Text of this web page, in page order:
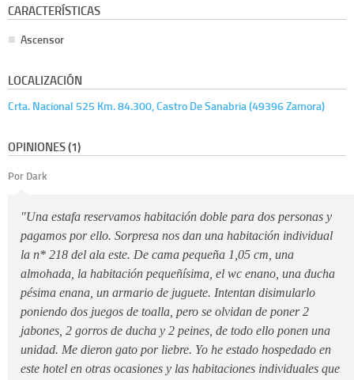
CARACTERÍSTICAS
Ascensor
LOCALIZACIÓN
Crta. Nacional 525 Km. 84.300, Castro De Sanabria (49396 Zamora)
OPINIONES (1)
Por Dark
"Una estafa reservamos habitación doble para dos personas y
pagamos por ello. Sorpresa nos dan una habitación individual
la n* 218 del ala este. De cama pequeña 1,05 cm, una
almohada, la habitación pequeñísima, el wc enano, una ducha
pésima enana, un armario de juguete. Intentan disimularlo
poniendo dos juegos de toalla, pero se olvidan de poner 2
jabones, 2 gorros de ducha y 2 peines, de todo ello ponen una
unidad. Me dieron gato por liebre. Yo he estado hospedado en
este hotel en otras ocasiones y las habitaciones individuales que